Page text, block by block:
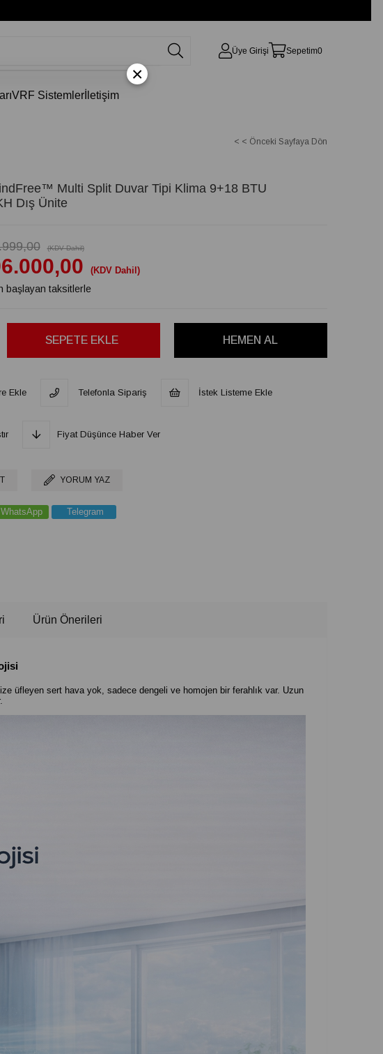
Üye Girişi Sepetim0
VRF Sistemler İletişim
< < Önceki Sayfaya Dön
Multi Split Duvar Tipi Klima 9+18 BTU
Dış Ünite
(KDV Dahil)
(KDV Dahil)
başlayan taksitlerle
Ekle Telefonla Sipariş İstek Listeme Ekle
Fiyat Düşünce Haber Ver
YORUM YAZ
WhatsApp Telegram
Ürün Önerileri
üfleyen sert hava yok, sadece dengeli ve homojen bir ferahlık var. Uzun
×